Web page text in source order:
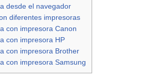
desde el navegador
diferentes impresoras
con impresora Canon
con impresora HP
con impresora Brother
con impresora Samsung